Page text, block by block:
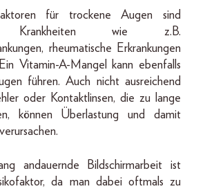
für trockene Augen sind
Krankheiten wie z.B.
rheumatische Erkrankungen
Vitamin-A-Mangel kann ebenfalls
führen. Auch nicht ausreichend
oder Kontaktlinsen, die zu lange
können Überlastung und damit
andauernde Bildschirmarbeit ist
da man dabei oftmals zu